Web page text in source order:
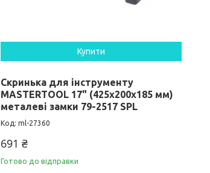
Купити
Скринька для інструменту
MASTERTOOL 17" (425х200х185 мм)
металеві замки 79-2517 SPL
ml-27360
691 ₴
Готово до відправки